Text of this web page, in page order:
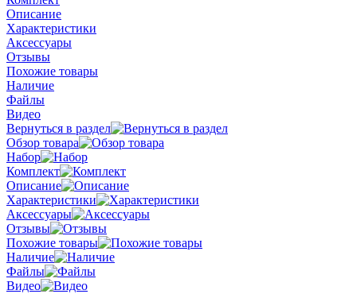
Описание
Характеристики
Аксессуары
Отзывы
Похожие товары
Наличие
Файлы
Видео
Вернуться в раздел
Обзор товара
Набор
Комплект
Описание
Характеристики
Аксессуары
Отзывы
Похожие товары
Наличие
Файлы
Видео